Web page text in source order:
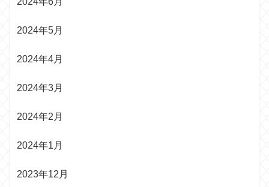
2024年5月
2024年4月
2024年3月
2024年2月
2024年1月
2023年12月